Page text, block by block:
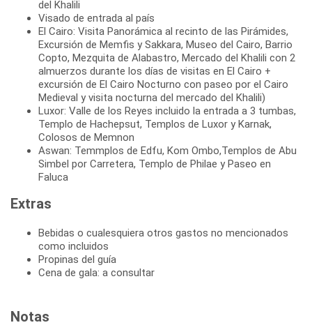
del Khalili
Visado de entrada al país
El Cairo: Visita Panorámica al recinto de las Pirámides,
Excursión de Memfis y Sakkara, Museo del Cairo, Barrio
Copto, Mezquita de Alabastro, Mercado del Khalili con 2
almuerzos durante los días de visitas en El Cairo +
excursión de El Cairo Nocturno con paseo por el Cairo
Medieval y visita nocturna del mercado del Khalili)
Luxor: Valle de los Reyes incluido la entrada a 3 tumbas,
Templo de Hachepsut, Templos de Luxor y Karnak,
Colosos de Memnon
Aswan: Temmplos de Edfu, Kom Ombo,Templos de Abu
Simbel por Carretera, Templo de Philae y Paseo en
Faluca
Extras
Bebidas o cualesquiera otros gastos no mencionados
como incluidos
Propinas del guía
Cena de gala: a consultar
Notas